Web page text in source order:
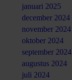
januari 2025
december 2024
november 2024
oktober 2024
september 2024
augustus 2024
juli 2024